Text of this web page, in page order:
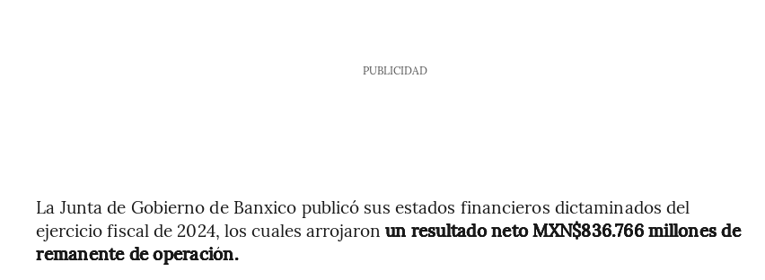
PUBLICIDAD
La Junta de Gobierno de Banxico publicó sus estados financieros dictaminados del
ejercicio fiscal de 2024, los cuales arrojaronun resultado neto MXN$836.766 millones de
remanente de operación.